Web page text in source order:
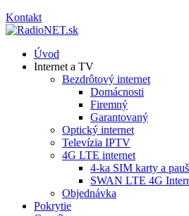
Kontakt
Úvod
Internet a TV
Bezdrôtový internet
Domácnosti
Firemný
Garantovaný
Optický internet
Televízia IPTV
4G LTE internet
4-ka SIM karty a
SWAN LTE 4G
Objednávka
Pokrytie